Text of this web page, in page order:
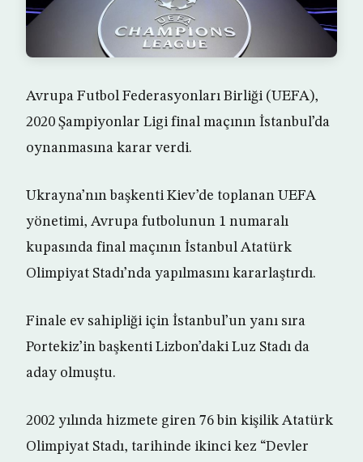
Avrupa Futbol Federasyonları Birliği (UEFA),
2020 Şampiyonlar Ligi final maçının İstanbul’da
oynanmasına karar verdi.
Ukrayna’nın başkenti Kiev’de toplanan UEFA
yönetimi, Avrupa futbolunun 1 numaralı
kupasında final maçının İstanbul Atatürk
Olimpiyat Stadı’nda yapılmasını kararlaştırdı.
Finale ev sahipliği için İstanbul’un yanı sıra
Portekiz’in başkenti Lizbon’daki Luz Stadı da
aday olmuştu.
2002 yılında hizmete giren 76 bin kişilik Atatürk
Olimpiyat Stadı, tarihinde ikinci kez “Devler